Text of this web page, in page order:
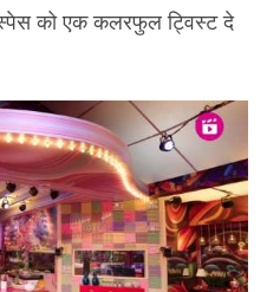
को एक कलरफुल ट्विस्ट दे